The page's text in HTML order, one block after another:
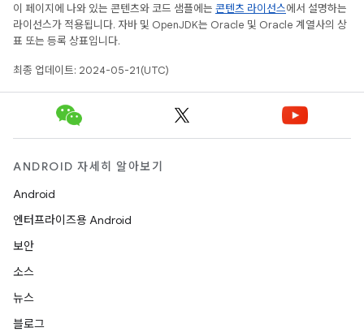
이 페이지에 나와 있는 콘텐츠와 코드 샘플에는 콘텐츠 라이선스에서 설명하는
라이선스가 적용됩니다. 자바 및 OpenJDK는 Oracle 및 Oracle 계열사의 상
표 또는 등록 상표입니다.
최종 업데이트: 2024-05-21(UTC)
ANDROID 자세히 알아보기
Android
엔터프라이즈용 Android
보안
소스
뉴스
블로그